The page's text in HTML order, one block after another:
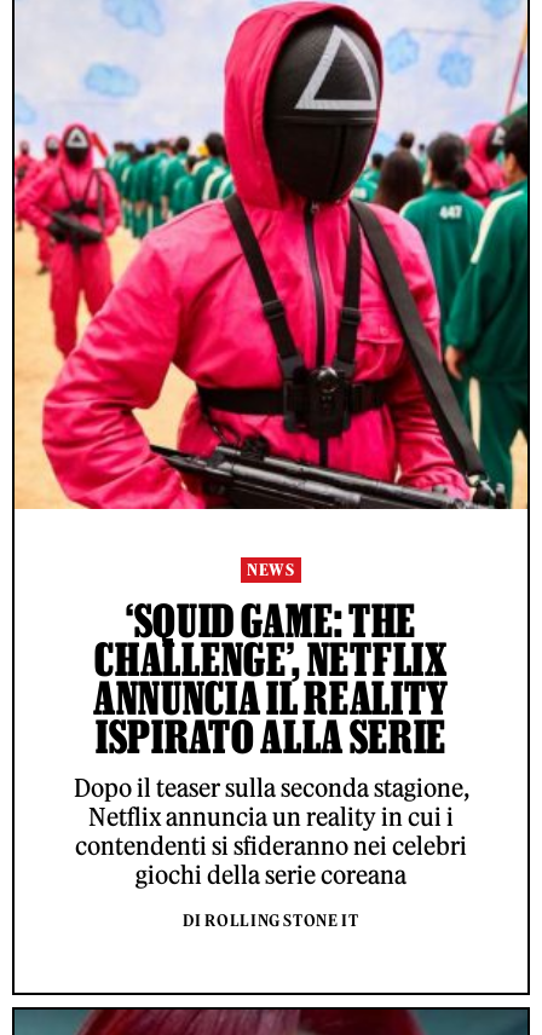
NEWS
‘SQUID GAME: THE
CHALLENGE’, NETFLIX
ANNUNCIA IL REALITY
ISPIRATO ALLA SERIE
Dopo il teaser sulla seconda stagione,
Netflix annuncia un reality in cui i
contendenti si sfideranno nei celebri
giochi della serie coreana
DI ROLLING STONE IT